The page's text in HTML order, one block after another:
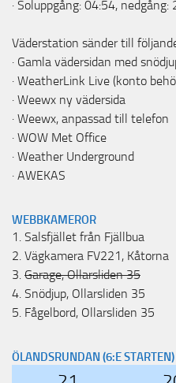
· Soluppgång: 04:54, nedgång:
Väderstation sänder till
· Gamla vädersidan med
· WeatherLink Live (konto
· Weewx ny vädersida
· Weewx, anpassad till telefon
· WOW Met Office
· Weather Underground
· AWEKAS
WEBBKAMEROR
1. Salsfjället från Fjällbua
2. Vägkamera FV221, Kåtorna
3. Garage, Ollarsliden 35
4. Snödjup, Ollarsliden 35
5. Fågelbord, Ollarsliden 35
ÖLANDSRUNDAN (6:E STARTEN)